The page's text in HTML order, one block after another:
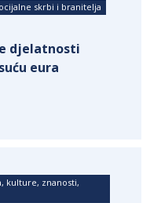
skrbi i branitelja
djelatnosti
eura
kulture, znanosti,